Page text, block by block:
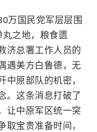
万国民党军层层围
之地，粮食匮
济总署工作人员的
遇美方白鲁德，无
中原部队的机密，
。这条消息打破了
让中原军区统一突
取宝贵准备时间，